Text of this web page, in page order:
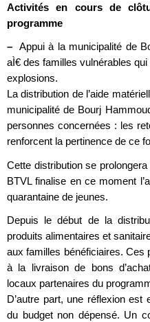
Activités en cours de
programme
– Appui à la municipalité de
aÌ€ des familles vulnérables
explosions.
La distribution de l’aide
municipalité de Bourj
personnes concernées : les
renforcent la pertinence de ce
Cette distribution se
BTVL finalise en ce moment
quarantaine de jeunes.
Depuis le début de la
produits alimentaires et
aux familles bénéficiaires. Ces
à la livraison de bons
locaux partenaires du
D’autre part, une réflexion
du budget non dépensé. Un